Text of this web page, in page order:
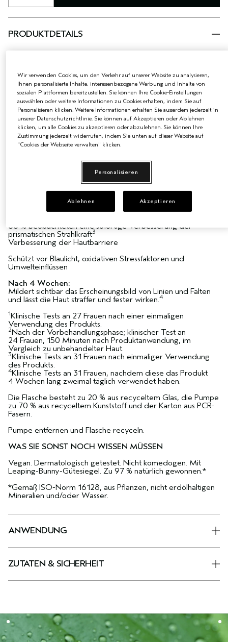
PRODUKTDETAILS
milchigen Lotion intensiv mit Feuchtigkeit und lässt sie praller
wirken, während unser Vegan Peptide Complex feine Linien
und Falten sichtbar glättet. Bereits nach nur einer
Anwendung berichteten 100 % der Anwenderinnen von
verbesserten Feuchtigkeitsversorgung in Form von einer
sichtbar aufgepolsterten Haut*.
*Klinische Tests an 27 Frauen nach einmaliger Verwendung
des Produkts.
Für alle Hauttypen, auch für empfindliche Haut.
Nach 1 Anwendung:
100 % berichteten von einer Verbesserung der Feuchtigkeit
für eine sichtbar aufgepolsterte Haut
86 % beobachteten eine sofortige Verbesserung der
prismatischen Strahlkraft3
Verbesserung der Hautbarriere
Schützt vor Blaulicht, oxidativen Stressfaktoren und
Umwelteinflüssen
Nach 4 Wochen:
Mildert sichtbar das Erscheinungsbild von Linien und Falten
und lässt die Haut straffer und fester wirken.4
1Klinische Tests an 27 Frauen nach einer einmaligen
Verwendung des Produkts.
2Nach der Vorbehandlungsphase; klinischer Test an
24 Frauen, 150 Minuten nach Produktanwendung, im
Vergleich zu unbehandelter Haut.
3Klinische Tests an 31 Frauen nach einmaliger Verwendung
des Produkts.
4Klinische Tests an 31 Frauen, nachdem diese das Produkt
4 Wochen lang zweimal täglich verwendet haben.
Die Flasche besteht zu 20 % aus recyceltem Glas, die Pumpe
zu 70 % aus recyceltem Kunststoff und der Karton aus PCR-
Fasern.
Pumpe entfernen und Flasche recyceln.
WAS SIE SONST NOCH WISSEN MÜSSEN
Vegan. Dermatologisch getestet. Nicht komedogen. Mit
Leaping-Bunny-Gütesiegel. Zu 97 % natürlich gewonnen.*
*Gemäß ISO-Norm 16128, aus Pflanzen, nicht erdölhaltigen
Mineralien und/oder Wasser.
ANWENDUNG
ZUTATEN & SICHERHEIT
Wir verwenden Cookies, um den Verkehr auf unserer Website zu analysieren,
Ihnen personalisierte Inhalte, interessenbezogene Werbung und Inhalte von
sozialen Plattformen bereitzustellen. Sie können Ihre Cookie-Einstellungen
auswählen oder weitere Informationen zu Cookies erhalten, indem Sie auf
Personalisieren klicken. Weitere Informationen erhalten Sie ausserdem jederzeit in
unserer Datenschutzrichtlinie. Sie können auf Akzeptieren oder Ablehnen
klicken, um alle Cookies zu akzeptieren oder abzulehnen. Sie können Ihre
Zustimmung jederzeit widerrufen, indem Sie unten auf dieser Website auf
"Cookies der Webseite verwalten" klicken.
Personalisieren
Ablehnen Akzeptieren